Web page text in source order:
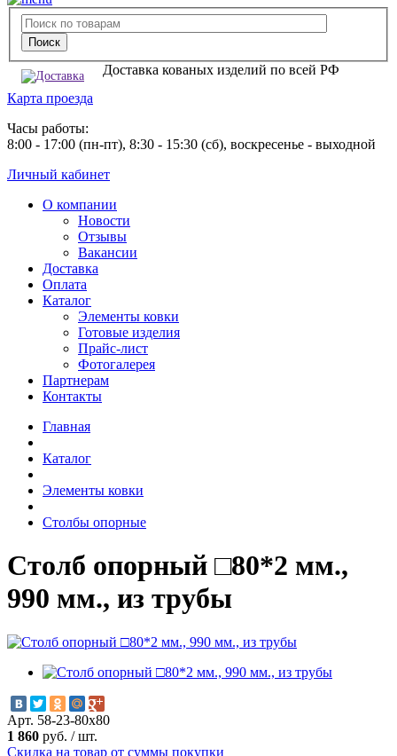
Доставка кованых изделий по всей РФ
Карта проезда
Часы работы:
8:00 - 17:00 (пн-пт), 8:30 - 15:30 (сб), воскресенье - выходной
Личный кабинет
О компании
Новости
Отзывы
Вакансии
Доставка
Оплата
Каталог
Элементы ковки
Готовые изделия
Прайс-лист
Фотогалерея
Партнерам
Контакты
Главная
Каталог
Элементы ковки
Столбы опорные
Столб опорный □80*2 мм.,
990 мм., из трубы
Арт. 58-23-80х80
1 860 руб. /шт.
Скидка на товар от суммы покупки